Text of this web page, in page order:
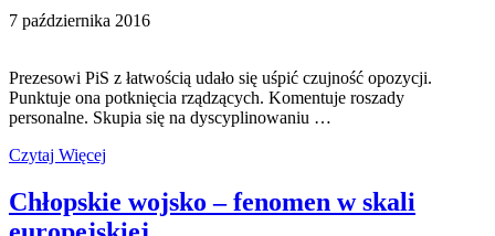
7 października 2016
Prezesowi PiS z łatwością udało się uśpić czujność opozycji.
Punktuje ona potknięcia rządzących. Komentuje roszady
personalne. Skupia się na dyscyplinowaniu …
Czytaj Więcej
Chłopskie wojsko – fenomen w skali